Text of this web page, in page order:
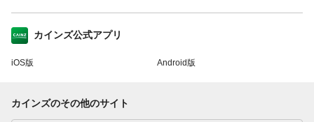
カインズ公式アプリ
iOS版 Android版
カインズのその他のサイト